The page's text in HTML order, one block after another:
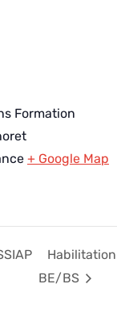
Formation
+ Google Map
BE/BS